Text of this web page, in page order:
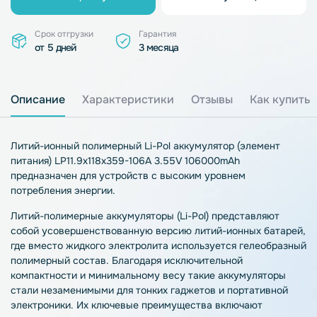
Срок отгрузки
от 5 дней
Гарантия
3 месяца
Описание Характеристики Отзывы Как купить
Литий-ионный полимерный Li-Pol аккумулятор (элемент
питания) LP11.9x118x359-106A 3.55V 106000mAh
предназначен для устройств с высоким уровнем
потребления энергии.
Литий-полимерные аккумуляторы (Li-Pol) представляют
собой усовершенствованную версию литий-ионных батарей,
где вместо жидкого электролита используется гелеобразный
полимерный состав. Благодаря исключительной
компактности и минимальному весу такие аккумуляторы
стали незаменимыми для тонких гаджетов и портативной
электроники. Их ключевые преимущества включают